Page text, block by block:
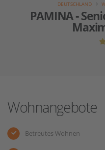
PAMINA -
DEUTSCHLAND
Wohnangebote
Betreutes Wohnen